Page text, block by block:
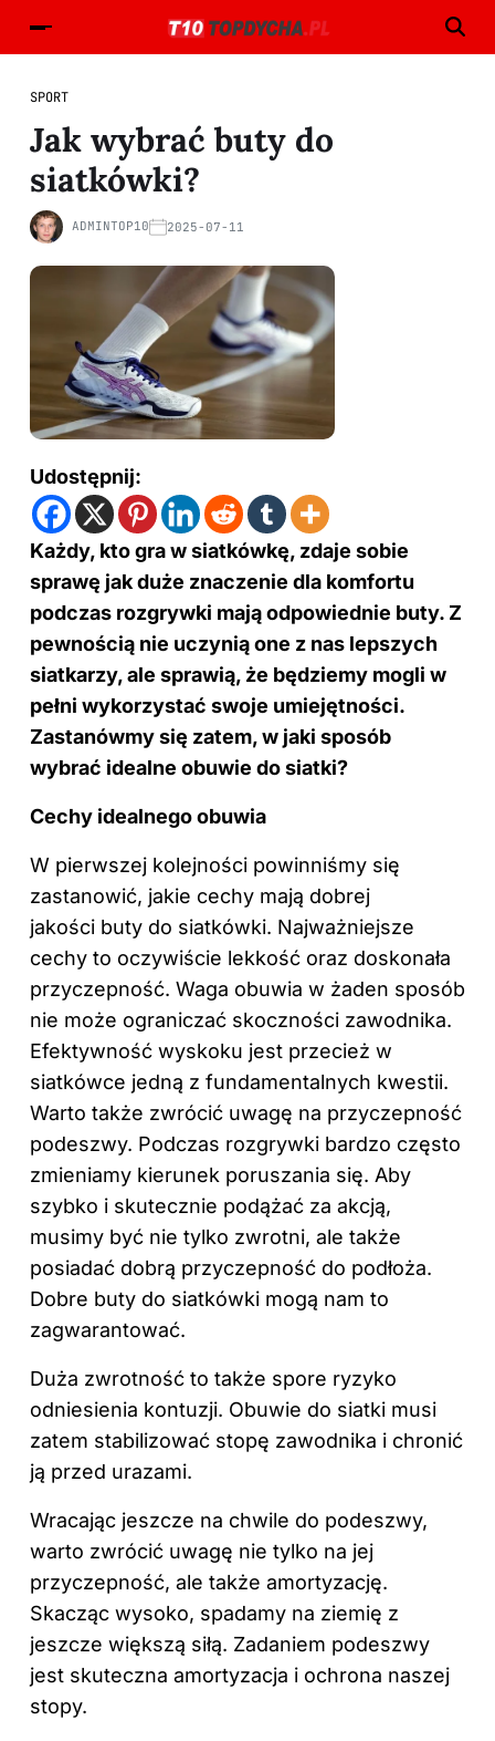
SPORT
Jak wybrać buty do
siatkówki?
ADMINTOP10 2025-07-11
Udostępnij:
Każdy, kto gra w siatkówkę, zdaje sobie
sprawę jak duże znaczenie dla komfortu
podczas rozgrywki mają odpowiednie buty. Z
pewnością nie uczynią one z nas lepszych
siatkarzy, ale sprawią, że będziemy mogli w
pełni wykorzystać swoje umiejętności.
Zastanówmy się zatem, w jaki sposób
wybrać idealne obuwie do siatki?
Cechy idealnego obuwia
W pierwszej kolejności powinniśmy się
zastanowić, jakie cechy mają dobrej
jakości buty do siatkówki. Najważniejsze
cechy to oczywiście lekkość oraz doskonała
przyczepność. Waga obuwia w żaden sposób
nie może ograniczać skoczności zawodnika.
Efektywność wyskoku jest przecież w
siatkówce jedną z fundamentalnych kwestii.
Warto także zwrócić uwagę na przyczepność
podeszwy. Podczas rozgrywki bardzo często
zmieniamy kierunek poruszania się. Aby
szybko i skutecznie podążać za akcją,
musimy być nie tylko zwrotni, ale także
posiadać dobrą przyczepność do podłoża.
Dobre buty do siatkówki mogą nam to
zagwarantować.
Duża zwrotność to także spore ryzyko
odniesienia kontuzji. Obuwie do siatki musi
zatem stabilizować stopę zawodnika i chronić
ją przed urazami.
Wracając jeszcze na chwile do podeszwy,
warto zwrócić uwagę nie tylko na jej
przyczepność, ale także amortyzację.
Skacząc wysoko, spadamy na ziemię z
jeszcze większą siłą. Zadaniem podeszwy
jest skuteczna amortyzacja i ochrona naszej
stopy.